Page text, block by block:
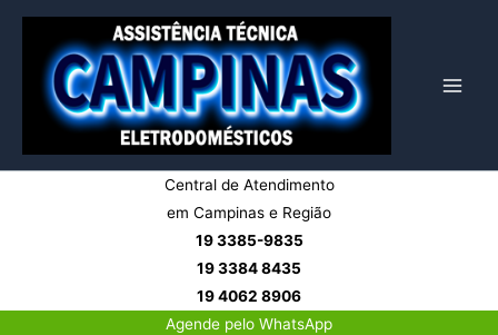
conteúdo
Central de Atendimento
em Campinas e Região
19 3385-9835
19 3384 8435
19 4062 8906
Agende pelo WhatsApp